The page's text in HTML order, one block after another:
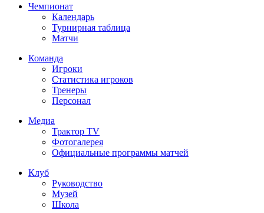
Чемпионат
Календарь
Турнирная таблица
Матчи
Команда
Игроки
Статистика игроков
Тренеры
Персонал
Медиа
Трактор TV
Фотогалерея
Официальные программы матчей
Клуб
Руководство
Музей
Школа